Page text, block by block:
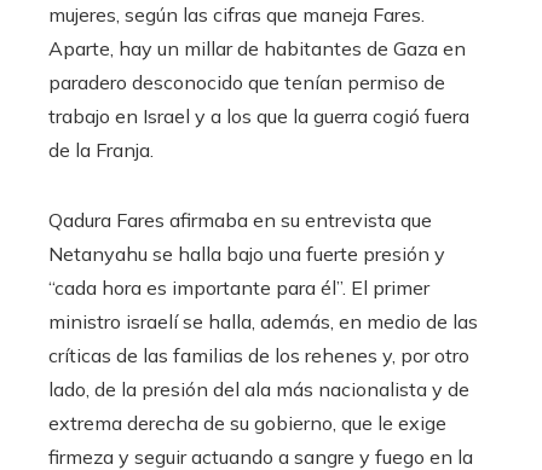
mujeres, según las cifras que maneja Fares.
Aparte, hay un millar de habitantes de Gaza en
paradero desconocido que tenían permiso de
trabajo en Israel y a los que la guerra cogió fuera
de la Franja.
Qadura Fares afirmaba en su entrevista que
Netanyahu se halla bajo una fuerte presión y
“cada hora es importante para él”. El primer
ministro israelí se halla, además, en medio de las
críticas de las familias de los rehenes y, por otro
lado, de la presión del ala más nacionalista y de
extrema derecha de su gobierno, que le exige
firmeza y seguir actuando a sangre y fuego en la